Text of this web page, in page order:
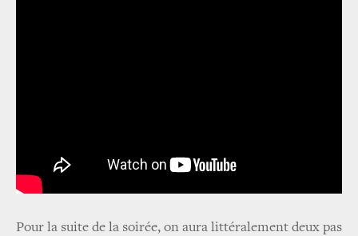
Pour la suite de la soirée, on aura littéralement deux pas